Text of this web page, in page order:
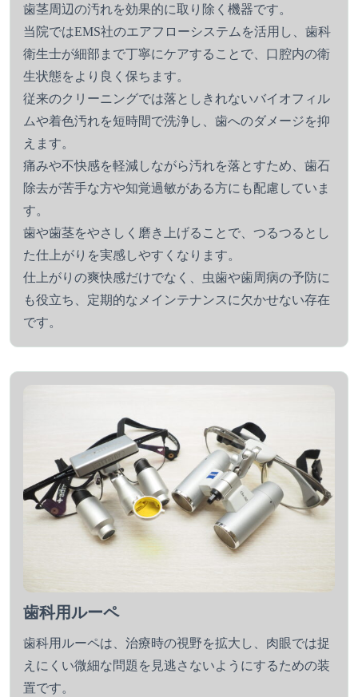
歯茎周辺の汚れを効果的に取り除く機器です。
当院ではEMS社のエアフローシステムを活用し、歯科
衛生士が細部まで丁寧にケアすることで、口腔内の衛
生状態をより良く保ちます。
従来のクリーニングでは落としきれないバイオフィル
ムや着色汚れを短時間で洗浄し、歯へのダメージを抑
えます。
痛みや不快感を軽減しながら汚れを落とすため、歯石
除去が苦手な方や知覚過敏がある方にも配慮していま
す。
歯や歯茎をやさしく磨き上げることで、つるつるとし
た仕上がりを実感しやすくなります。
仕上がりの爽快感だけでなく、虫歯や歯周病の予防に
も役立ち、定期的なメインテナンスに欠かせない存在
です。
歯科用ルーペ
歯科用ルーペは、治療時の視野を拡大し、肉眼では捉
えにくい微細な問題を見逃さないようにするための装
置です。